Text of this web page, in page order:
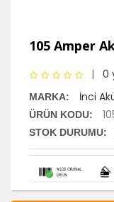
105 Amper
| 0
MARKA: İnci
ÜRÜN KODU:
STOK DURUMU: